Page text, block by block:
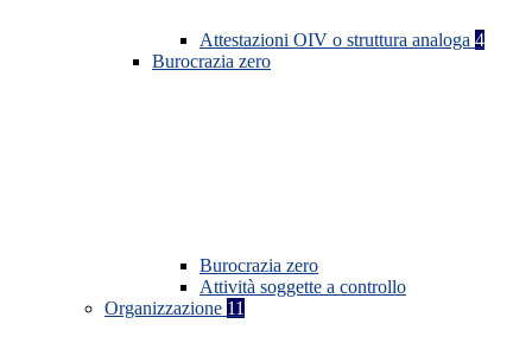
Attestazioni OIV o struttura analoga 4
Burocrazia zero
Burocrazia zero
Attività soggette a controllo
Organizzazione 11